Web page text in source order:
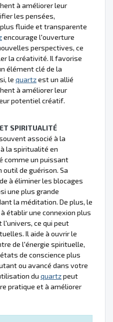
à améliorer leur
les pensées,
fluide et transparente
encourage l'ouverture
perspectives, ce
la créativité. Il favorise
élément clé de la
le quartzest un allié
à améliorer leur
potentiel créatif.
SPIRITUALITÉ
associé à la
la spiritualité en
comme un puissant
de guérison. Sa
à éliminer les blocages
une plus grande
la méditation. De plus, le
établir une connexion plus
l'univers, ce qui peut
Il aide à ouvrir le
de l'énergie spirituelle,
de conscience plus
ou avancé dans votre
du quartzpeut
pratique et à améliorer